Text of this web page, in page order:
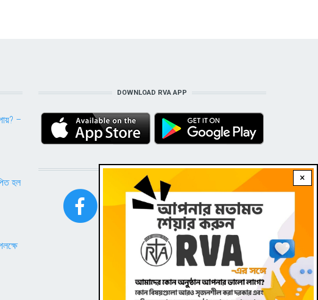
×
–
হল
DOWNLOAD RVA APP
STAY CONNECTED WITH US!